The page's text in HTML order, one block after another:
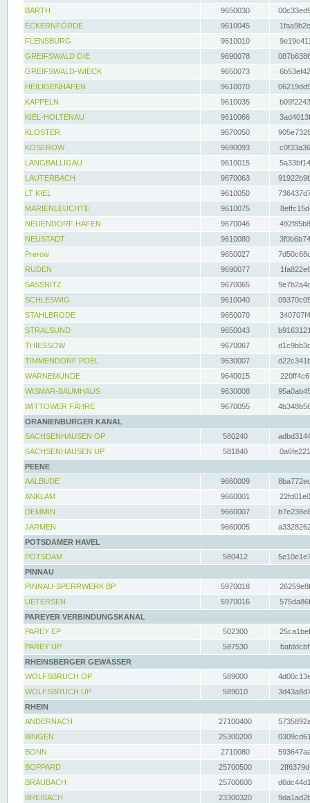
BARTH
9650030
ECKERNFÖRDE
9610045
FLENSBURG
9610010
GREIFSWALD OIE
9690078
GREIFSWALD-WIECK
9650073
HEILIGENHAFEN
9610070
KAPPELN
9610035
KIEL-HOLTENAU
9610066
KLOSTER
9670050
KOSEROW
9690093
LANGBALLIGAU
9610015
LAUTERBACH
9670063
LT KIEL
9610050
MARIENLEUCHTE
9610075
NEUENDORF HAFEN
9670046
NEUSTADT
9610080
Prerow
9650027
RUDEN
9690077
SASSNITZ
9670065
SCHLESWIG
9610040
STAHLBRODE
9650070
STRALSUND
9650043
THIESSOW
9670067
TIMMENDORF POEL
9630007
WARNEMÜNDE
9640015
WISMAR-BAUMHAUS
9630008
WITTOWER FÄHRE
9670055
ORANIENBURGER KANAL
SACHSENHAUSEN OP
580240
SACHSENHAUSEN UP
581840
PEENE
AALBUDE
9660009
ANKLAM
9660001
DEMMIN
9660007
JARMEN
9660005
POTSDAMER HAVEL
POTSDAM
580412
PINNAU
PINNAU-SPERRWERK BP
5970018
UETERSEN
5970016
PAREYER VERBINDUNGSKANAL
PAREY EP
502300
PAREY UP
587530
RHEINSBERGER GEWÄSSER
WOLFSBRUCH OP
589000
WOLFSBRUCH UP
589010
RHEIN
ANDERNACH
27100400
BINGEN
25300200
BONN
2710080
BOPPARD
25700500
BRAUBACH
25700600
BREISACH
23300320